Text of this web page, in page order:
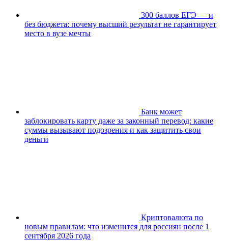
300 баллов ЕГЭ — и
без бюджета: почему высший результат не гарантирует
место в вузе мечты
Банк может
заблокировать карту даже за законный перевод: какие
суммы вызывают подозрения и как защитить свои
деньги
Криптовалюта по
новым правилам: что изменится для россиян после 1
сентября 2026 года